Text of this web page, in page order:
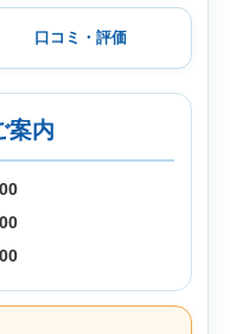
口コミ・評価
案内